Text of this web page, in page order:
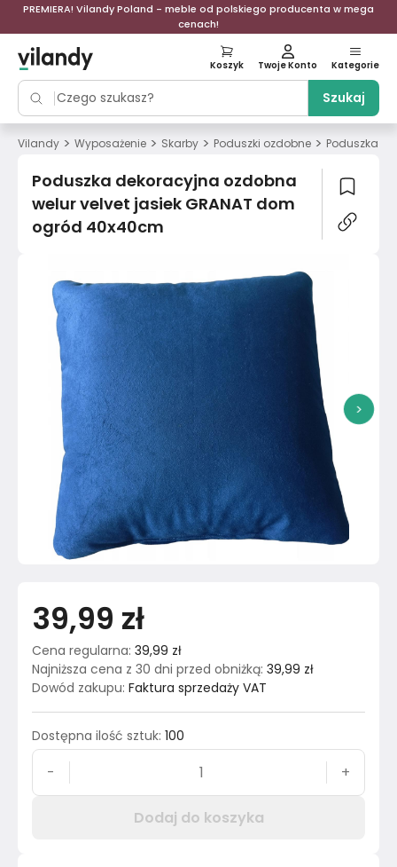
PREMIERA! Vilandy Poland - meble od polskiego producenta w mega
cenach!
Szukaj
Koszyk Twoje Konto Kategorie
Vilandy > Wyposażenie > Skarby > Poduszki ozdobne > Poduszka
Poduszka dekoracyjna ozdobna
welur velvet jasiek GRANAT dom
ogród 40x40cm
>
39,99 zł
Cena regularna: 39,99 zł
Najniższa cena z 30 dni przed obniżką: 39,99 zł
Dowód zakupu: Faktura sprzedaży VAT
Dostępna ilość sztuk: 100
- +
Dodaj do koszyka